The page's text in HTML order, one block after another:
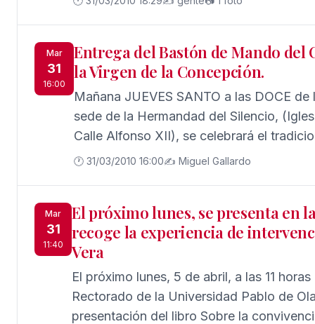
Sacramental Los Gitanos. Cada vez
quieren vivir, en pleno recogimiento el
Rector del Santuario, el Salesiano Don
Santos, acompañado de dos
leyendo cada una las XIV Estaciones que representan los momentos
penitentes, portada por un hermano y
cada estación que, marcan las cruces y números romanos repartidos
por las columnas de la nave central del
Mar
31
16:00
Entrega del Bastón de Mando del
la Virgen de la Concepción.
Mañana JUEVES SANTO a las DOCE
sede de la Hermandad del Silencio,
Calle Alfonso XII), se celebrará el
decano del Colegio de Abogados de
Cordero, para que un año más ese
acompañe en su paso a María
estación de penitencia, en la madrugada
🕐 31/03/2010 16:00✍️ Miguel Gallardo
Mar
31
11:40
El próximo lunes, se presenta en
recoge la experiencia de
Vera
El próximo lunes, 5 de abril, a las 11
Rectorado de la Universidad Pablo de
presentación del libro Sobre la